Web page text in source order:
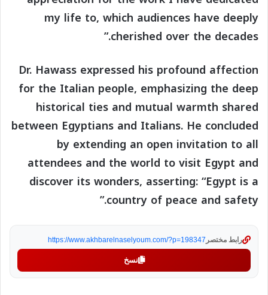
my life to, which audiences have deeply
cherished over the decades.”
Dr. Hawass expressed his profound affection
for the Italian people, emphasizing the deep
historical ties and mutual warmth shared
between Egyptians and Italians. He concluded
by extending an open invitation to all
attendees and the world to visit Egypt and
discover its wonders, asserting: “Egypt is a
country of peace and safety.”
رابط مختصر https://www.akhbarelnaselyoum.com/?p=198347
نسخ